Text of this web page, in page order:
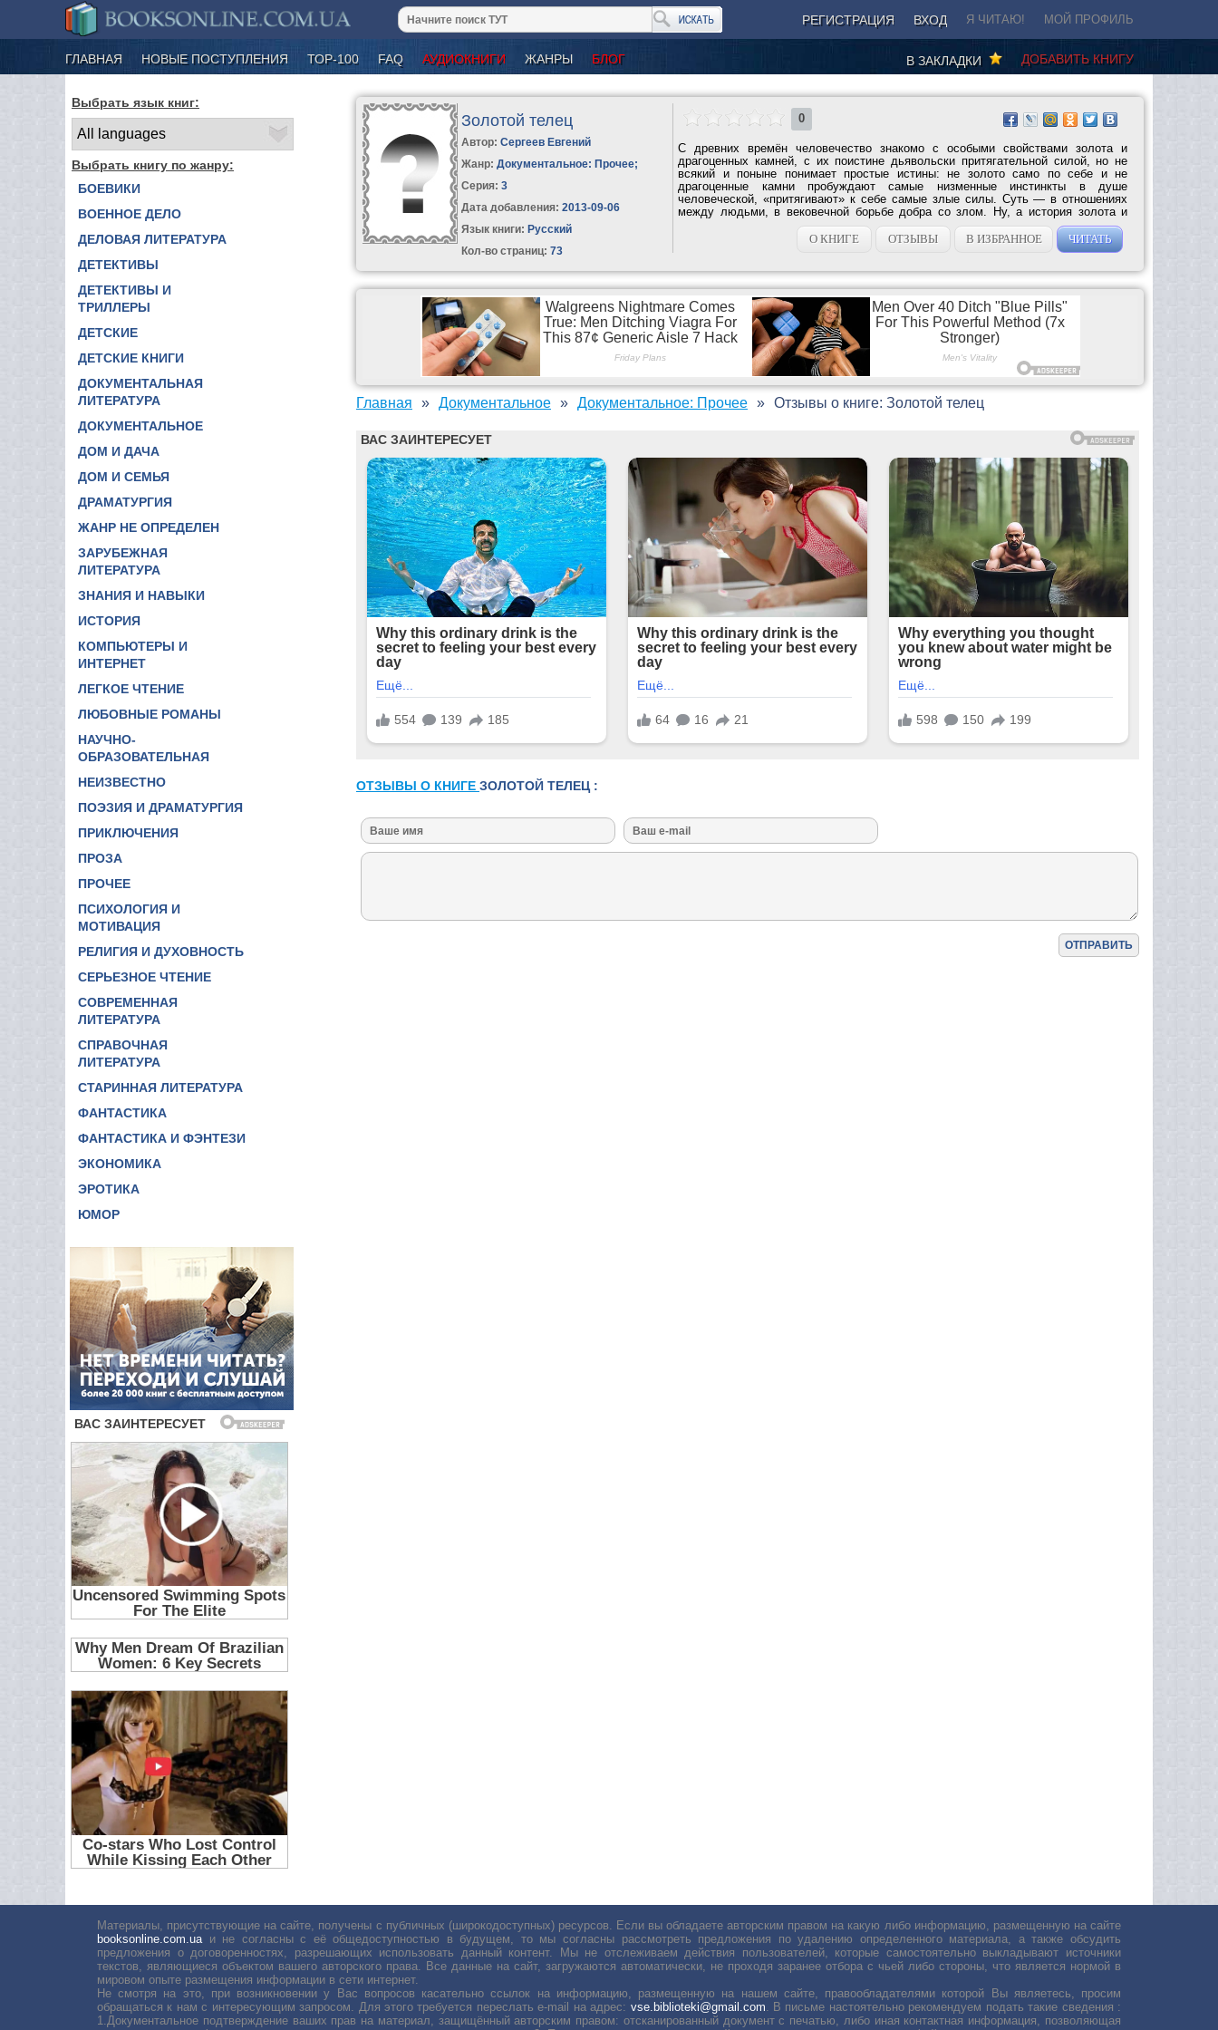
РЕГИСТРАЦИЯ ВХОД Я ЧИТАЮ! МОЙ ПРОФИЛЬ
ГЛАВНАЯ НОВЫЕ ПОСТУПЛЕНИЯ ТОР-100 FAQ АУДИОКНИГИ ЖАНРЫ БЛОГ ДОБАВИТЬ КНИГУ
В ЗАКЛАДКИ
Выбрать язык книг:
Выбрать книгу по жанру:
БОЕВИКИ
ВОЕННОЕ ДЕЛО
ДЕЛОВАЯ ЛИТЕРАТУРА
ДЕТЕКТИВЫ
ДЕТЕКТИВЫ И
ТРИЛЛЕРЫ
ДЕТСКИЕ
ДЕТСКИЕ КНИГИ
ДОКУМЕНТАЛЬНАЯ
ЛИТЕРАТУРА
ДОКУМЕНТАЛЬНОЕ
ДОМ И ДАЧА
ДОМ И СЕМЬЯ
ДРАМАТУРГИЯ
ЖАНР НЕ ОПРЕДЕЛЕН
ЗАРУБЕЖНАЯ
ЛИТЕРАТУРА
ЗНАНИЯ И НАВЫКИ
ИСТОРИЯ
КОМПЬЮТЕРЫ И
ИНТЕРНЕТ
ЛЕГКОЕ ЧТЕНИЕ
ЛЮБОВНЫЕ РОМАНЫ
НАУЧНО-
ОБРАЗОВАТЕЛЬНАЯ
НЕИЗВЕСТНО
ПОЭЗИЯ И ДРАМАТУРГИЯ
ПРИКЛЮЧЕНИЯ
ПРОЗА
ПРОЧЕЕ
ПСИХОЛОГИЯ И
МОТИВАЦИЯ
РЕЛИГИЯ И ДУХОВНОСТЬ
СЕРЬЕЗНОЕ ЧТЕНИЕ
СОВРЕМЕННАЯ
ЛИТЕРАТУРА
СПРАВОЧНАЯ
ЛИТЕРАТУРА
СТАРИННАЯ ЛИТЕРАТУРА
ФАНТАСТИКА
ФАНТАСТИКА И ФЭНТЕЗИ
ЭКОНОМИКА
ЭРОТИКА
ЮМОР
Золотой телец
Автор:Сергеев Евгений
Жанр: Документальное: Прочее;
Серия:3
Дата добавления: 2013-09-06
Язык книги: Русский
Кол-во страниц: 73
0
С древних времён человечество знакомо с особыми свойствами золота и
драгоценных камней, с их поистине дьявольски притягательной силой, но не
всякий и поныне понимает простые истины: не золото само по себе и не
драгоценные камни пробуждают самые низменные инстинкты в душе
человеческой, «притягивают» к себе самые злые силы. Суть — в отношениях
между людьми, в вековечной борьбе добра со злом. Ну, а история золота и
О КНИГЕ
ОТЗЫВЫ В ИЗБРАННОЕ ЧИТАТЬ
Главная Документальное Документальное: Прочее Отзывы о книге: Золотой телец
ОТЗЫВЫ О КНИГЕ ЗОЛОТОЙ ТЕЛЕЦ :
Материалы, присутствующие на сайте, получены с публичных (широкодоступных) ресурсов. Если вы обладаете авторским правом на какую либо информацию, размещенную на сайте
booksonline.com.ua и не согласны с её общедоступностью в будущем, то мы согласны рассмотреть предложения по удалению определенного материала, а также обсудить
предложения о договоренностях, разрешающих использовать данный контент. Мы не отслеживаем действия пользователей, которые самостоятельно выкладывают источники
текстов, являющиеся объектом вашего авторского права. Все данные на сайт, загружаются автоматически, не проходя заранее отбора с чьей либо стороны, что является нормой в
мировом опыте размещения информации в сети интернет.
Не смотря на это, при возникновении у Вас вопросов касательно ссылок на информацию, размещенную на нашем сайте, правообладателями которой Вы являетесь, просим
обращаться к нам с интересующим запросом. Для этого требуется переслать е-mail на адрес: vse.biblioteki@gmail.com . В письме настоятельно рекомендуем подать такие сведения :
1.Документальное подтверждение ваших прав на материал, защищённый авторским правом: отсканированный документ с печатью, либо иная контактная информация, позволяющая